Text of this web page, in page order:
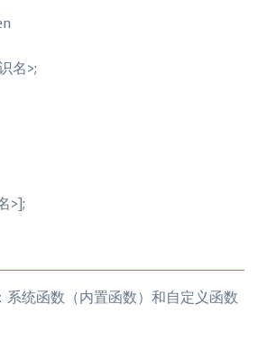
名>;
>];
系统函数（内置函数）和自定义函数